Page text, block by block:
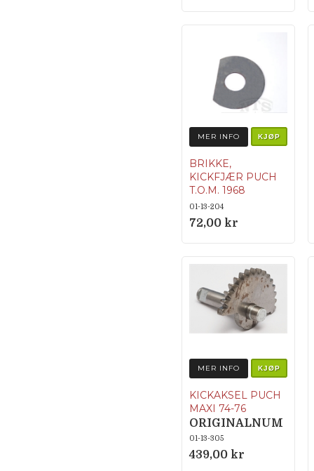
MER INFO KJØP
BRIKKE,
KICKFJÆR PUCH
T.O.M. 1968
Originalnumme
r 364.1.13.336.1
01-13-204
72,00 kr
MER INFO KJØP
KICKAKSEL PUCH
MAXI 74-76
ORIGINALNUM
MER
349.1.13.332.2
01-13-305
439,00 kr